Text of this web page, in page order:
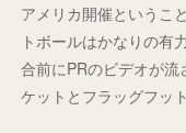
アメリカ開催というこ
トボールはかなりの有
合前にPRのビデオが流
ケットとフラッグフッ